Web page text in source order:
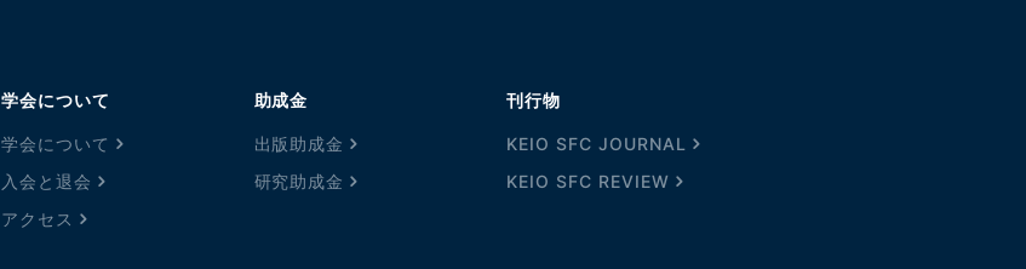
学会について
学会について
入会と退会
アクセス
助成金
出版助成金
研究助成金
刊行物
KEIO SFC JOURNAL
KEIO SFC REVIEW